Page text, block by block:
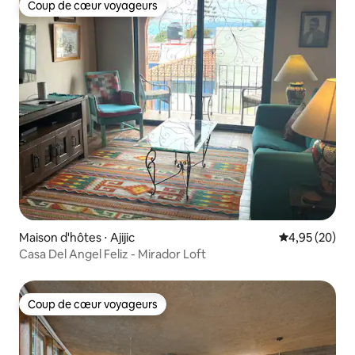
Coup de cœur voyageurs
Coup de cœur voyageurs
Maison d'hôtes ⋅ Ajijic Évaluation
4,95 (20)
Casa Del Angel Feliz - Mirador Loft
Coup de cœur voyageurs
Coup de cœur voyageurs